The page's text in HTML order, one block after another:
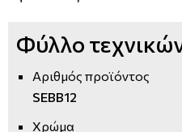
Φύλλο
Αριθμός προϊόντος
SEBB12
Χρώμα